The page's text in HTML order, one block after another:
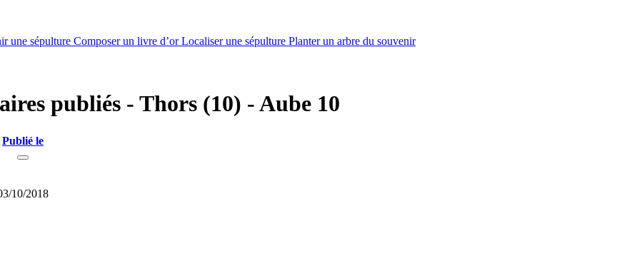
une sépulture Composer un livre d’orLocaliser une sépulture Planter un arbre du souvenir
publiés - Thors (10) - Aube 10
Publié le
10/2018